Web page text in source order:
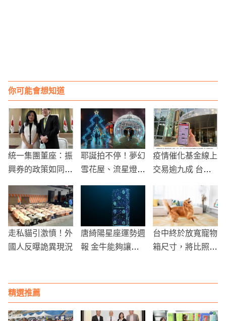
你可能會想知道
統一集團董座：振
興券的政策如同全
應付
耶誕拍不停！夢幻
雪花屋、流星燈閃
疫情催化基金線上
交易逾九成 台新
走私貓引激憤！外
國人反曝詭異現況
唐綺陽星座運勢週
報 金牛能夠讓人
台中終於放寬寵物
箱尺寸，將比照高
精選推薦